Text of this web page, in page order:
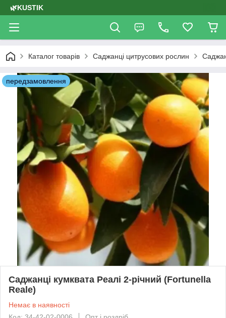
🌿KUSTIK
Каталог товарів Саджанці цитрусових рослин
передзамовлення
Саджанці кумквата Реалі 2-річний (Fortunella
Reale)
Немає в наявності